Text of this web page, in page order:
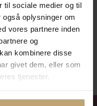
til sociale medier og til
oplysninger om
vores partnere inden
og
kombinere disse
givet dem, eller som
tjenester.